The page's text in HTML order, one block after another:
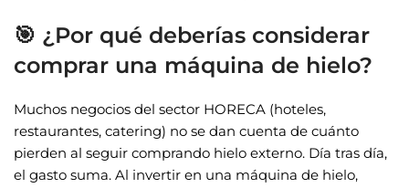
🎯 ¿Por qué deberías considerar
comprar una máquina de hielo?
Muchos negocios del sector HORECA (hoteles,
restaurantes, catering) no se dan cuenta de cuánto
pierden al seguir comprando hielo externo. Día tras día,
el gasto suma. Al invertir en una máquina de hielo,